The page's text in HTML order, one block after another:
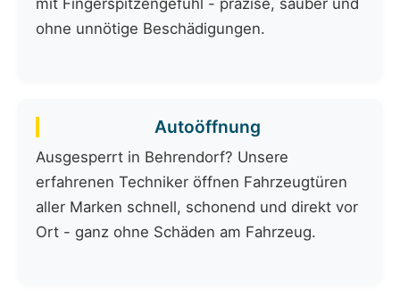
mit Fingerspitzengefühl - präzise, sauber und
ohne unnötige Beschädigungen.
Autoöffnung
Ausgesperrt in Behrendorf? Unsere
erfahrenen Techniker öffnen Fahrzeugtüren
aller Marken schnell, schonend und direkt vor
Ort - ganz ohne Schäden am Fahrzeug.